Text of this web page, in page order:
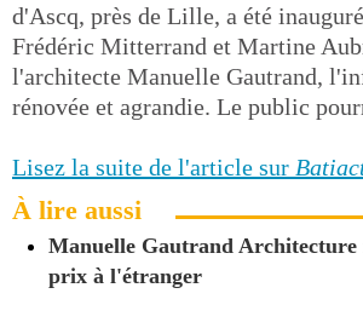
d'Ascq, près de Lille, a été
Frédéric Mitterrand et Martine
l'architecte Manuelle Gautrand,
rénovée et agrandie. Le public
Lisez la suite de l'article sur
À lire aussi
Manuelle Gautrand Architecture
prix à l'étranger